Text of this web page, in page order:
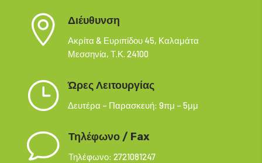
 Διέυθυνση
Ακρίτα & Ευριπίδου 45, Καλαμάτα
Μεσσηνία, Τ.Κ. 24100
} Ώρες Λειτουργίας
Δευτέρα – Παρασκευή: 9πμ – 5μμ
v Τηλέφωνο / Fax
Τηλέφωνο: 2721081247